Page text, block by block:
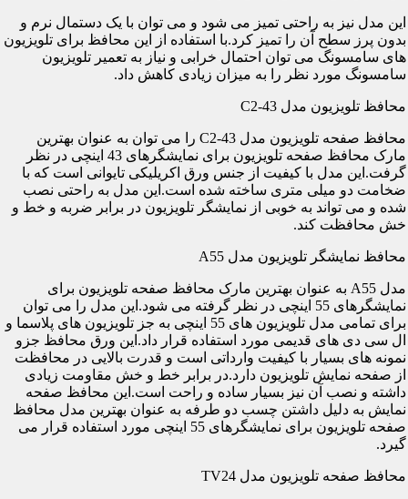
این مدل نیز به راحتی تمیز می شود و می توان با یک دستمال نرم و
بدون پرز سطح آن را تمیز کرد.با استفاده از این محافظ برای تلویزیون
های سامسونگ می توان احتمال خرابی و نیاز به تعمیر تلویزیون
سامسونگ مورد نظر را به میزان زیادی کاهش داد.
محافظ تلویزیون مدل C2-43
محافظ صفحه تلویزیون مدل C2-43 را می توان به عنوان بهترین
مارک محافظ صفحه تلویزیون برای نمایشگرهای 43 اینچی در نظر
گرفت.این مدل با کیفیت از جنس ورق اکریلیکی تایوانی است که با
ضخامت دو میلی متری ساخته شده است.این مدل به راحتی نصب
شده و می تواند به خوبی از نمایشگر تلویزیون در برابر ضربه و خط و
خش محافظت کند.
محافظ نمایشگر تلویزیون مدل A55
مدل A55 به عنوان بهترین مارک محافظ صفحه تلویزیون برای
نمایشگرهای 55 اینچی در نظر گرفته می شود.این مدل را می توان
برای تمامی مدل تلویزیون های 55 اینچی به جز تلویزیون های پلاسما و
ال سی دی های قدیمی مورد استفاده قرار داد.این ورق محافظ جزو
نمونه های بسیار با کیفیت وارداتی است و قدرت بالایی در محافظت
از صفحه نمایش تلویزیون دارد.در برابر خط و خش مقاومت زیادی
داشته و نصب آن نیز بسیار ساده و راحت است.این محافظ صفحه
نمایش به دلیل داشتن چسب دو طرفه به عنوان بهترین مدل محافظ
صفحه تلویزیون برای نمایشگرهای 55 اینچی مورد استفاده قرار می
گیرد.
محافظ صفحه تلویزیون مدل TV24